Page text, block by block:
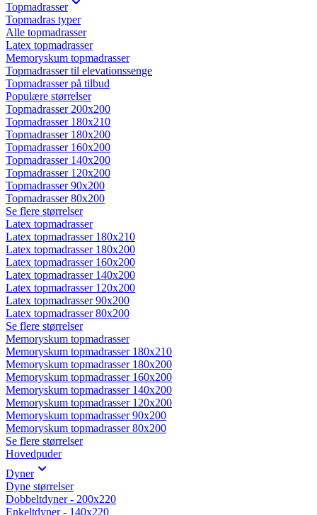
Topmadrasser
Topmadras typer
Alle topmadrasser
Latex topmadrasser
Memoryskum topmadrasser
Topmadrasser til elevationssenge
Topmadrasser på tilbud
Populære størrelser
Topmadrasser 200x200
Topmadrasser 180x210
Topmadrasser 180x200
Topmadrasser 160x200
Topmadrasser 140x200
Topmadrasser 120x200
Topmadrasser 90x200
Topmadrasser 80x200
Se flere størrelser
Latex topmadrasser
Latex topmadrasser 180x210
Latex topmadrasser 180x200
Latex topmadrasser 160x200
Latex topmadrasser 140x200
Latex topmadrasser 120x200
Latex topmadrasser 90x200
Latex topmadrasser 80x200
Se flere størrelser
Memoryskum topmadrasser
Memoryskum topmadrasser 180x210
Memoryskum topmadrasser 180x200
Memoryskum topmadrasser 160x200
Memoryskum topmadrasser 140x200
Memoryskum topmadrasser 120x200
Memoryskum topmadrasser 90x200
Memoryskum topmadrasser 80x200
Se flere størrelser
Hovedpuder
Dyner
Dyne størrelser
Dobbeltdyner - 200x220
Enkeltdyner - 140x220